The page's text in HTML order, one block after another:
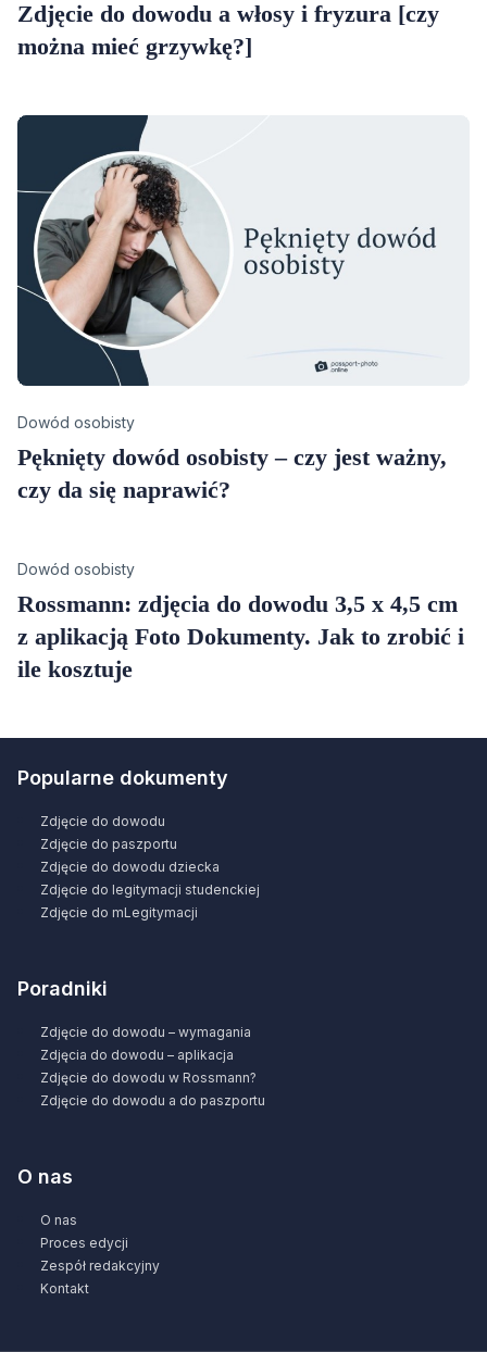
Zdjęcie do dowodu a włosy i fryzura [czy
można mieć grzywkę?]
Category
Dowód osobisty
Pęknięty dowód osobisty – czy jest ważny,
czy da się naprawić?
Category
Dowód osobisty
Rossmann: zdjęcia do dowodu 3,5 x 4,5 cm
z aplikacją Foto Dokumenty. Jak to zrobić i
ile kosztuje
Popularne dokumenty
Zdjęcie do dowodu
Zdjęcie do paszportu
Zdjęcie do dowodu dziecka
Zdjęcie do legitymacji studenckiej
Zdjęcie do mLegitymacji
Poradniki
Zdjęcie do dowodu – wymagania
Zdjęcia do dowodu – aplikacja
Zdjęcie do dowodu w Rossmann?
Zdjęcie do dowodu a do paszportu
O nas
O nas
Proces edycji
Zespół redakcyjny
Kontakt